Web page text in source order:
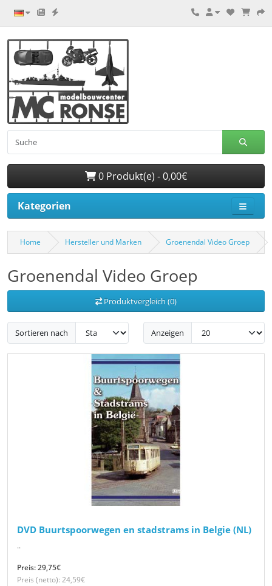
0 Produkt(e) - 0,00€
Kategorien
Home Hersteller und Marken Groenendal Video Groep
Groenendal Video Groep
Produktvergleich (0)
Sortieren nach Anzeigen
DVD Buurtspoorwegen en stadstrams in Belgie (NL)
..
Preis: 29,75€
Preis (netto): 24,59€